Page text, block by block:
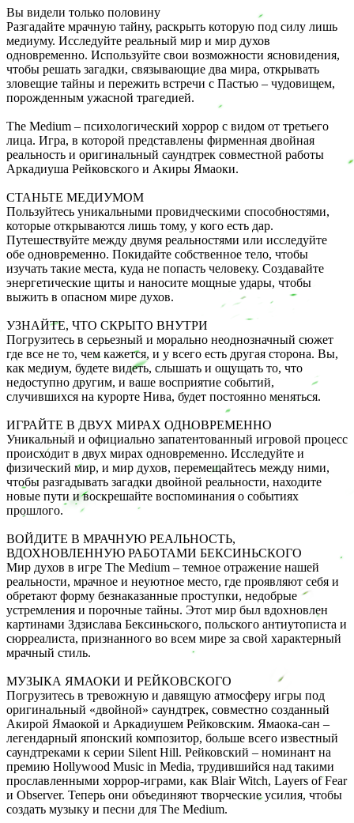
Вы видели только половину
Разгадайте мрачную тайну, раскрыть которую под силу лишь
медиуму. Исследуйте реальный мир и мир духов
одновременно. Используйте свои возможности ясновидения,
чтобы решать загадки, связывающие два мира, открывать
зловещие тайны и пережить встречи с Пастью – чудовищем,
порожденным ужасной трагедией.
The Medium – психологический хоррор с видом от третьего
лица. Игра, в которой представлены фирменная двойная
реальность и оригинальный саундтрек совместной работы
Аркадиуша Рейковского и Акиры Ямаоки.
СТАНЬТЕ МЕДИУМОМ
Пользуйтесь уникальными провидческими способностями,
которые открываются лишь тому, у кого есть дар.
Путешествуйте между двумя реальностями или исследуйте
обе одновременно. Покидайте собственное тело, чтобы
изучать такие места, куда не попасть человеку. Создавайте
энергетические щиты и наносите мощные удары, чтобы
выжить в опасном мире духов.
УЗНАЙТЕ, ЧТО СКРЫТО ВНУТРИ
Погрузитесь в серьезный и морально неоднозначный сюжет
где все не то, чем кажется, и у всего есть другая сторона. Вы,
как медиум, будете видеть, слышать и ощущать то, что
недоступно другим, и ваше восприятие событий,
случившихся на курорте Нива, будет постоянно меняться.
ИГРАЙТЕ В ДВУХ МИРАХ ОДНОВРЕМЕННО
Уникальный и официально запатентованный игровой процесс
происходит в двух мирах одновременно. Исследуйте и
физический мир, и мир духов, перемещайтесь между ними,
чтобы разгадывать загадки двойной реальности, находите
новые пути и воскрешайте воспоминания о событиях
прошлого.
ВОЙДИТЕ В МРАЧНУЮ РЕАЛЬНОСТЬ,
ВДОХНОВЛЕННУЮ РАБОТАМИ БЕКСИНЬСКОГО
Мир духов в игре The Medium – темное отражение нашей
реальности, мрачное и неуютное место, где проявляют себя и
обретают форму безнаказанные проступки, недобрые
устремления и порочные тайны. Этот мир был вдохновлен
картинами Здзислава Бексиньского, польского антиутописта и
сюрреалиста, признанного во всем мире за свой характерный
мрачный стиль.
МУЗЫКА ЯМАОКИ И РЕЙКОВСКОГО
Погрузитесь в тревожную и давящую атмосферу игры под
оригинальный «двойной» саундтрек, совместно созданный
Акирой Ямаокой и Аркадиушем Рейковским. Ямаока-сан –
легендарный японский композитор, больше всего известный
саундтреками к серии Silent Hill. Рейковский – номинант на
премию Hollywood Music in Media, трудившийся над такими
прославленными хоррор-играми, как Blair Witch, Layers of Fear
и Observer. Теперь они объединяют творческие усилия, чтобы
создать музыку и песни для The Medium.